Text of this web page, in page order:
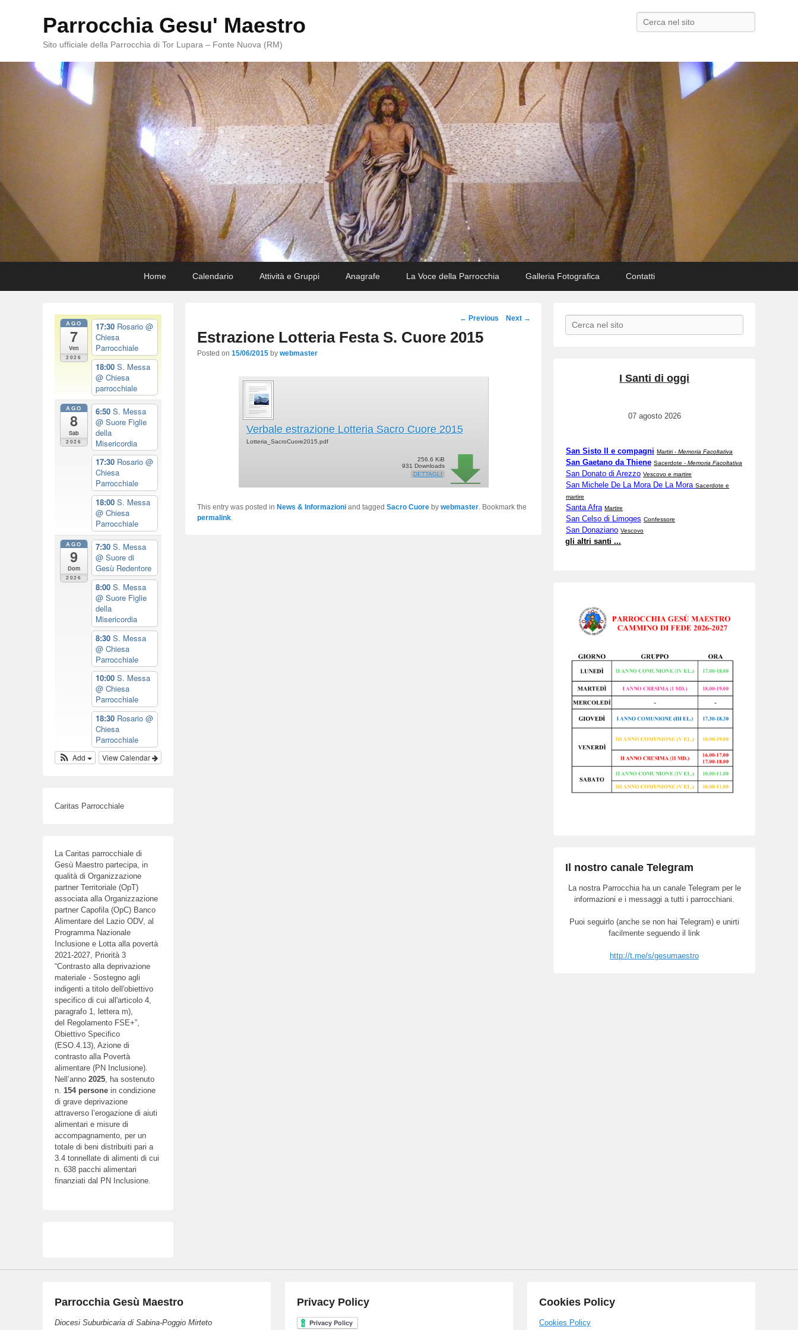
Parrocchia Gesu' Maestro
Sito ufficiale della Parrocchia di Tor Lupara – Fonte Nuova (RM)
Search
Home Calendario Attività e Gruppi Anagrafe La Voce della Parrocchia Galleria Fotografica Contatti
Post
navigation
← Previous Next →
Estrazione Lotteria Festa S. Cuore 2015
Posted on 15/06/2015 by webmaster
Verbale estrazione Lotteria Sacro Cuore 2015
Lotteria_SacroCuore2015.pdf
256.6 KiB
931 Downloads
DETTAGLI
This entry was posted in News & Informazioni and tagged Sacro Cuore by webmaster . Bookmark the
permalink
Search
I Santi di oggi
07 agosto 2026
San Sisto II e compagni Martiri - Memoria Facoltativa
San Gaetano da Thiene Sacerdote - Memoria Facoltativa
San Donato di Arezzo Vescovo e martire
San Michele De La Mora De La Mora Sacerdote e
martire
Santa Afra Martire
San Celso di Limoges Confessore
San Donaziano Vescovo
gli altri santi ...
Il nostro canale Telegram
La nostra Parrocchia ha un canale Telegram per le
informazioni e i messaggi a tutti i parrocchiani.
Puoi seguirlo (anche se non hai Telegram) e unirti
facilmente seguendo il link
http://t.me/s/gesumaestro
AGO
7
Ven
2026
17:30 Rosario @
Chiesa
Parrocchiale
18:00 S. Messa
@ Chiesa
parrocchiale
AGO
8
Sab
2026
6:50 S. Messa
@ Suore Figlie
della
Misericordia
17:30 Rosario @
Chiesa
Parrocchiale
18:00 S. Messa
@ Chiesa
Parrocchiale
AGO
9
Dom
2026
7:30 S. Messa
@ Suore di
Gesù Redentore
8:00 S. Messa
@ Suore Figlie
della
Misericordia
8:30 S. Messa
@ Chiesa
Parrocchiale
10:00 S. Messa
@ Chiesa
Parrocchiale
18:30 Rosario @
Chiesa
Parrocchiale
View Calendar
Add
Caritas Parrocchiale
La Caritas parrocchiale di
Gesù Maestro partecipa, in
qualità di Organizzazione
partner Territoriale (OpT)
associata alla Organizzazione
partner Capofila (OpC) Banco
Alimentare del Lazio ODV, al
Programma Nazionale
Inclusione e Lotta alla povertà
2021-2027, Priorità 3
“Contrasto alla deprivazione
materiale - Sostegno agli
indigenti a titolo dell'obiettivo
specifico di cui all'articolo 4,
paragrafo 1, lettera m),
del Regolamento FSE+”,
Obiettivo Specifico
(ESO.4.13), Azione di
contrasto alla Povertà
alimentare (PN Inclusione).
Nell’anno 2025, ha sostenuto
n. 154 persone in condizione
di grave deprivazione
attraverso l’erogazione di aiuti
alimentari e misure di
accompagnamento, per un
totale di beni distribuiti pari a
3.4 tonnellate di alimenti di cui
n. 638 pacchi alimentari
finanziati dal PN Inclusione.
Parrocchia Gesù Maestro
Diocesi Suburbicaria di Sabina-Poggio Mirteto
Privacy Policy Cookies Policy
Cookies Policy